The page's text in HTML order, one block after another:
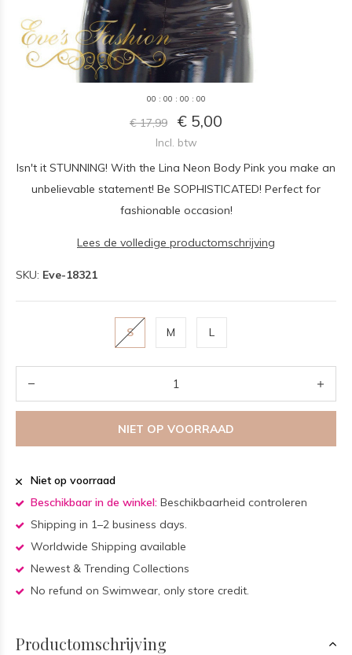
00 : 00 : 00 : 00
€ 17,99 € 5,00
Incl. btw
Isn't it STUNNING! With the Lina Neon Body Pink you make an
unbelievable statement! Be SOPHISTICATED! Perfect for
fashionable occasion!
Lees de volledige productomschrijving
SKU: Eve-18321
S M L
NIET OP VOORRAAD
Niet op voorraad
Beschikbaar in de winkel: Beschikbaarheid controleren
Shipping in 1–2 business days.
Worldwide Shipping available
Newest & Trending Collections
No refund on Swimwear, only store credit.
Productomschrijving